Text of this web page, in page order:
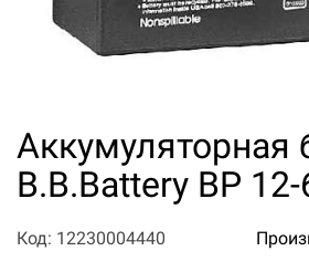
Аккумуляторная
B.B.Battery BP 12-
Код: 12230004440